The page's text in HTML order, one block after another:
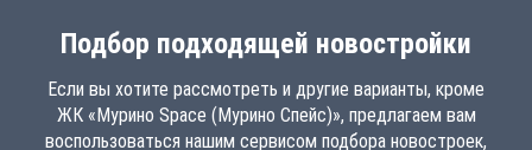
Подбор подходящей новостройки
Если вы хотите рассмотреть и другие варианты, кроме
ЖК «Мурино Space (Мурино Спейс)», предлагаем вам
воспользоваться нашим сервисом подбора новостроек,